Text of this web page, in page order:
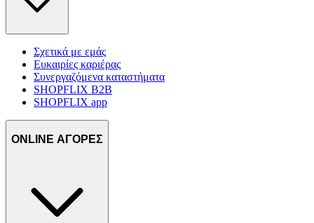
Σχετικά με εμάς
Ευκαιρίες καριέρας
Συνεργαζόμενα καταστήματα
SHOPFLIX B2B
SHOPFLIX app
ONLINE ΑΓΟΡΕΣ